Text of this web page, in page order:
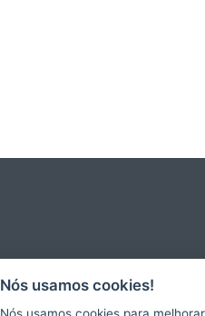
Nós usamos cookies!